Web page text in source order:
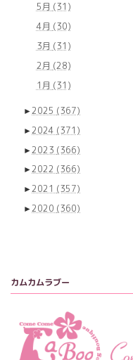
5月 (31)
4月 (30)
3月 (31)
2月 (28)
1月 (31)
►2025 (367)
►2024 (371)
►2023 (366)
►2022 (366)
►2021 (357)
►2020 (360)
カムカムラブー